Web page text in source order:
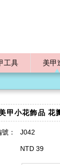
工具 美甲
甲小花飾品 花
： J042
NTD 39